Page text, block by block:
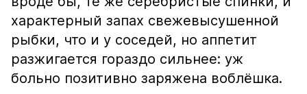
характерный запах свежевысушенной
рыбки, что и у соседей, но аппетит
разжигается гораздо сильнее: уж
больно позитивно заряжена воблёшка.